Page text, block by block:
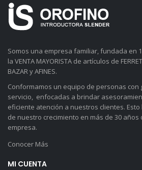
Somos una empresa familiar, fundada en
la VENTA MAYORISTA de artículos de
BAZAR y AFINES.
Conformamos un equipo de personas con
servicio, enfocadas a brindar
eficiente atención a nuestros clientes.
de nuestro crecimiento en más de 30 años
empresa.
Conocer Más
MI CUENTA